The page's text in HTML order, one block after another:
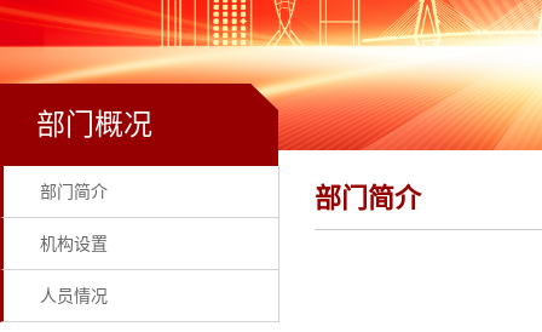
部门概况
部门简介
机构设置
人员情况
部门简介